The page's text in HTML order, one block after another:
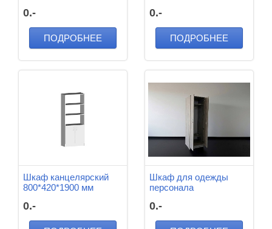
Дерево (Лак)
0.-
ПОДРОБНЕЕ
0.-
ПОДРОБНЕЕ
Шкаф канцелярский
800*420*1900 мм
0.-
Шкаф для одежды
персонала
0.-